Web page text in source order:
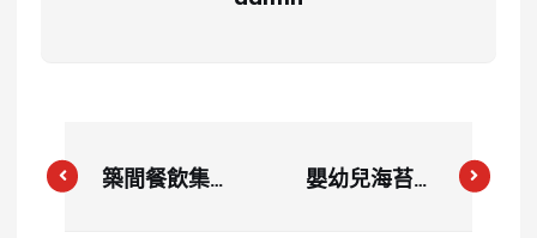
築間餐飲集團
嬰幼兒海苔怎